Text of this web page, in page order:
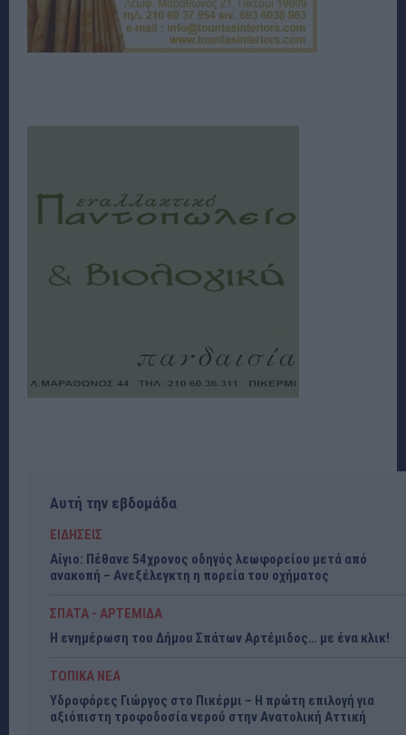
Αυτή την εβδομάδα
ΕΙΔΗΣΕΙΣ
Αίγιο: Πέθανε 54χρονος οδηγός λεωφορείου μετά από
ανακοπή – Ανεξέλεγκτη η πορεία του οχήματος
ΣΠΑΤΑ - ΑΡΤΕΜΙΔΑ
Η ενημέρωση του Δήμου Σπάτων Αρτέμιδος… με ένα κλικ!
ΤΟΠΙΚΑ ΝΕΑ
Υδροφόρες Γιώργος στο Πικέρμι – Η πρώτη επιλογή για
αξιόπιστη τροφοδοσία νερού στην Ανατολική Αττική